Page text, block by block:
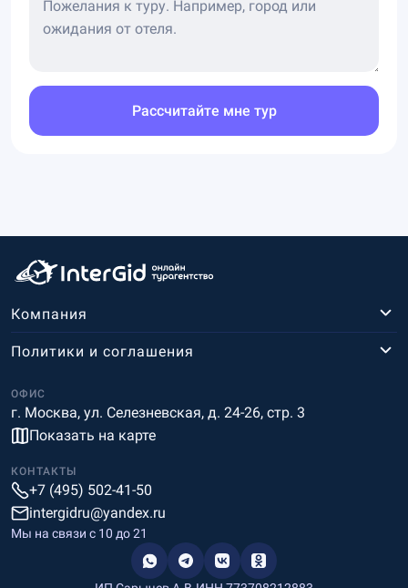
Рассчитайте мне тур
Компания
ОФИС
г. Москва, ул. Селезневская, д. 24-26, стр. 3
Показать на карте
Политики и соглашения
КОНТАКТЫ
+7 (495) 502-41-50
intergidru@yandex.ru
Мы на связи c 10 до 21